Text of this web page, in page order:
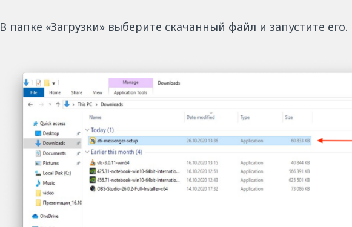
В папке «Загрузки» выберите скачанный файл и запустите его.